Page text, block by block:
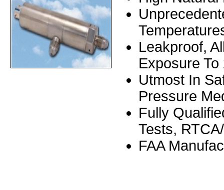
Leakproof,
Exposure To
Utmost In
Pressure
Fully
Tests,
FAA